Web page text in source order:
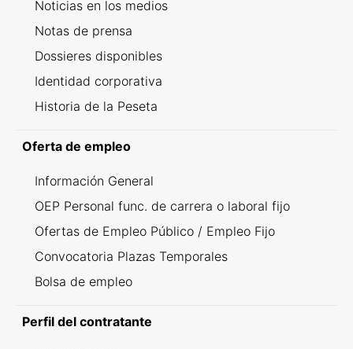
Noticias en los medios
Notas de prensa
Dossieres disponibles
Identidad corporativa
Historia de la Peseta
Oferta de empleo
Información General
OEP Personal func. de carrera o laboral fijo
Ofertas de Empleo Público / Empleo Fijo
Convocatoria Plazas Temporales
Bolsa de empleo
Perfil del contratante